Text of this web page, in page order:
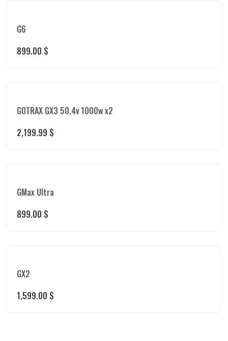
G6
899.00 $
GOTRAX GX3 50,4v 1000w x2
2,199.99 $
GMax Ultra
899.00 $
GX2
1,599.00 $